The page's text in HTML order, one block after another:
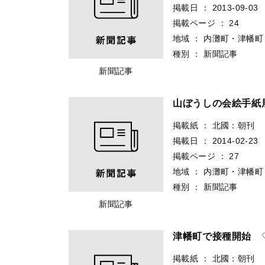
新聞記事
掲載日 ：
2013-09-03
掲載ページ
：
24
地域
：
内灘町・津幡町
種別
： 新聞記事
新聞記事
山ぼうしの会絵手紙
掲載紙 ：
北國：朝刊
掲載日
：
2014-02-23
掲載ページ
：
27
地域
：
内灘町・津幡町
種別
： 新聞記事
津幡町で接種開始
掲載紙 ： 北國：朝刊